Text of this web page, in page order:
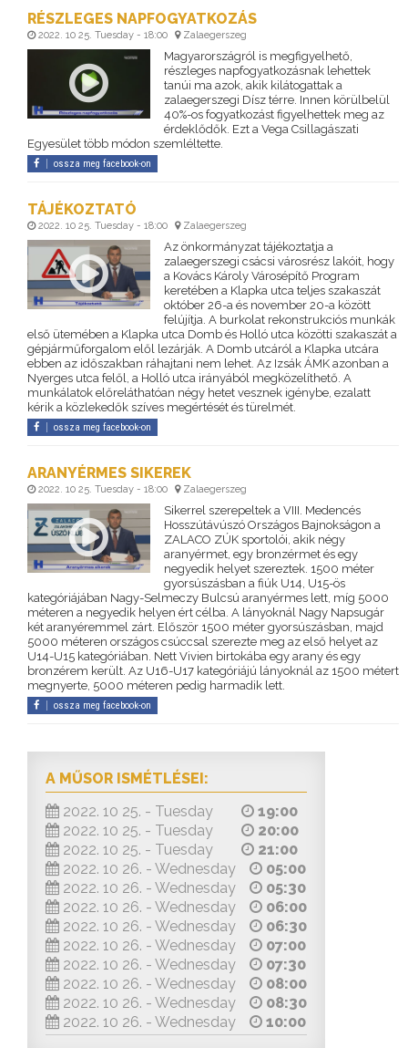
RÉSZLEGES NAPFOGYATKOZÁS
2022. 10 25. Tuesday - 18:00 Zalaegerszeg
Magyarországról is megfigyelhető,
részleges napfogyatkozásnak lehettek
tanúi ma azok, akik kilátogattak a
zalaegerszegi Dísz térre. Innen körülbelül
40%-os fogyatkozást figyelhettek meg az
érdeklődők. Ezt a Vega Csillagászati
Egyesület több módon szemléltette.
ossza meg facebook-on
TÁJÉKOZTATÓ
2022. 10 25. Tuesday - 18:00 Zalaegerszeg
Az önkormányzat tájékoztatja a
zalaegerszegi csácsi városrész lakóit, hogy
a Kovács Károly Városépítő Program
keretében a Klapka utca teljes szakaszát
október 26-a és november 20-a között
felújítja. A burkolat rekonstrukciós munkák
első ütemében a Klapka utca Domb és Holló utca közötti szakaszát a
gépjárműforgalom elől lezárják. A Domb utcáról a Klapka utcára
ebben az időszakban ráhajtani nem lehet. Az Izsák ÁMK azonban a
Nyerges utca felől, a Holló utca irányából megközelíthető. A
munkálatok előreláthatóan négy hetet vesznek igénybe, ezalatt
kérik a közlekedők szíves megértését és türelmét.
ossza meg facebook-on
ARANYÉRMES SIKEREK
2022. 10 25. Tuesday - 18:00 Zalaegerszeg
Sikerrel szerepeltek a VIII. Medencés
Hosszútávúszó Országos Bajnokságon a
ZALACO ZÚK sportolói, akik négy
aranyérmet, egy bronzérmet és egy
negyedik helyet szereztek. 1500 méter
gyorsúszásban a fiúk U14, U15-ös
kategóriájában Nagy-Selmeczy Bulcsú aranyérmes lett, míg 5000
méteren a negyedik helyen ért célba. A lányoknál Nagy Napsugár
két aranyéremmel zárt. Először 1500 méter gyorsúszásban, majd
5000 méteren országos csúccsal szerezte meg az első helyet az
U14-U15 kategóriában. Nett Vivien birtokába egy arany és egy
bronzérem került. Az U16-U17 kategóriájú lányoknál az 1500 métert
megnyerte, 5000 méteren pedig harmadik lett.
ossza meg facebook-on
A MŰSOR ISMÉTLÉSEI:
2022. 10 25. - Tuesday
19:00
2022. 10 25. - Tuesday
20:00
2022. 10 25. - Tuesday
21:00
2022. 10 26. - Wednesday
05:00
2022. 10 26. - Wednesday
05:30
2022. 10 26. - Wednesday
06:00
2022. 10 26. - Wednesday
06:30
2022. 10 26. - Wednesday
07:00
2022. 10 26. - Wednesday
07:30
2022. 10 26. - Wednesday
08:00
2022. 10 26. - Wednesday
08:30
2022. 10 26. - Wednesday
10:00